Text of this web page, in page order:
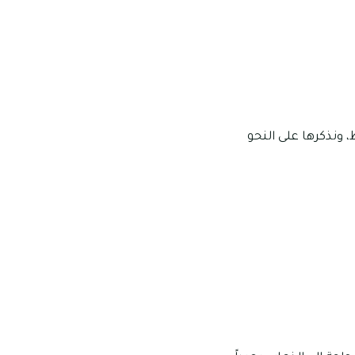
الواقعة على بعد 10 دقائق منها فقط، ونذكرها على النحو